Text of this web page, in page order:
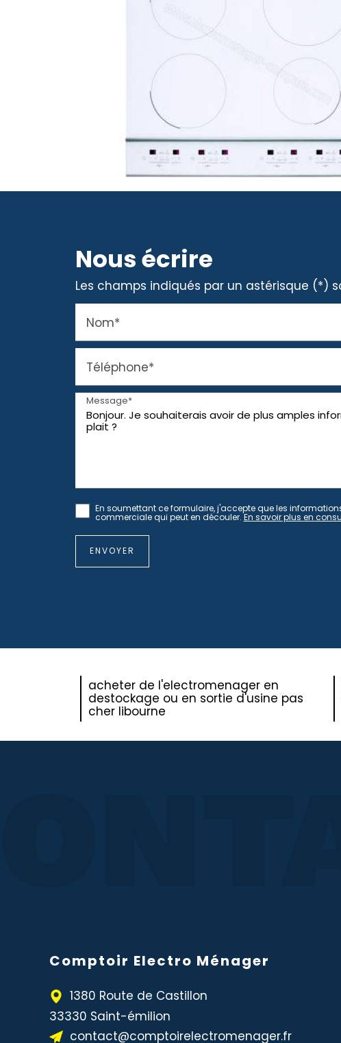
Nous écrire
Les champs indiqués par un astérisque (*)
Nom*
Téléphone*
Message*
En soumettant ce formulaire, j'accepte que les
commerciale qui peut en découler.En savoir plus en
acheter de l'electromenager en
destockage ou en sortie d'usine pas
cher libourne
Comptoir Electro Ménager
1380 Route de Castillon
33330 Saint-émilion
contact@comptoirelectromenager.fr